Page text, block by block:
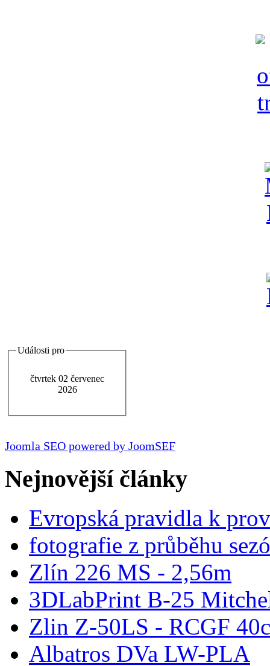
Události pro
čtvrtek 02 červenec
2026
Joomla SEO powered by JoomSEF
Nejnovější články
Evropská pravidla k
fotografie z průběhu
Zlín 226 MS - 2,56m
3DLabPrint B-25
Zlin Z-50LS - RCGF
Albatros DVa LW-PLA